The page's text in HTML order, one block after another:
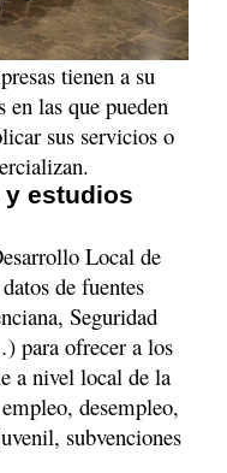
tienen a su
las que pueden
sus servicios o
y estudios
Local de
de fuentes
Seguridad
para ofrecer a los
a nivel local de la
desempleo,
subvenciones